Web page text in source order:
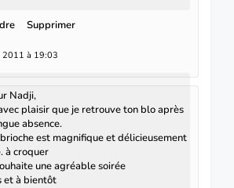
Supprimer
2011 à 19:03
Nadji,
plaisir que je retrouve ton blo après
absence.
est magnifique et délicieusement
à croquer
une agréable soirée
et à bientôt